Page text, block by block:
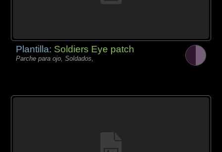
Plantilla: Soldiers Eye patch
Parche para ojo, Soldados,